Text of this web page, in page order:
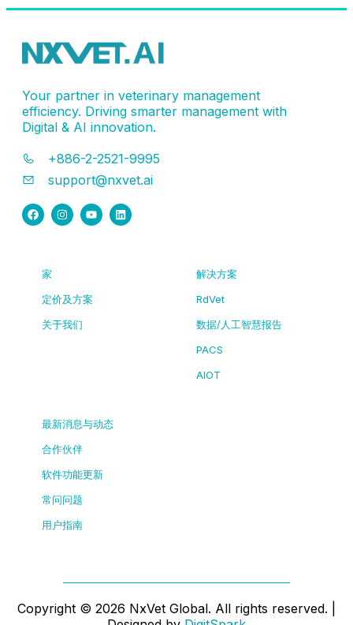
Your partner in veterinary management
efficiency. Driving smarter management with
Digital & AI innovation.
+886-2-2521-9995
support@nxvet.ai
家
定价及方案
关于我们
解决方案
RdVet
数据/人工智慧报告
PACS
AIOT
最新消息与动态
合作伙伴
软件功能更新
常问问题
用户指南
Copyright © 2026 NxVet Global. All rights reserved. |